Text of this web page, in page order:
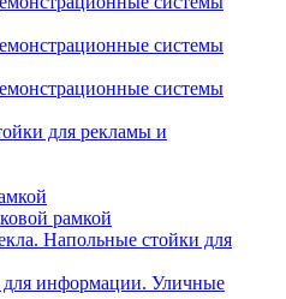
системы
системы
для рекламы и
рамкой
Напольные стойки для
информации. Уличные